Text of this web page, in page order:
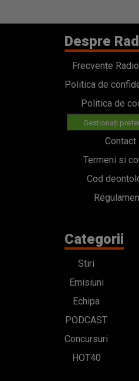
Despre
Frecvențe
Politica de
Politica de
Gestionați
Contact
Termeni si
Cod
Categorii
Stiri
Emisiuni
Echipa
PODCAST
Concursuri
HOT40